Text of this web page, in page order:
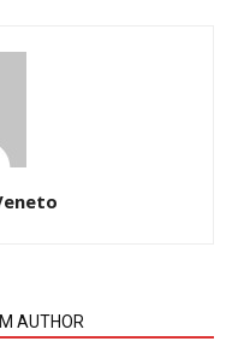
AUTHOR